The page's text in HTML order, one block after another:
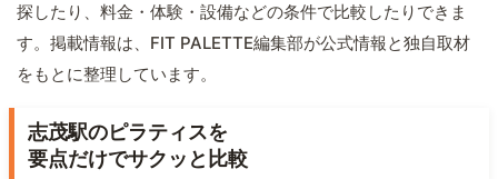
探したり、料金・体験・設備などの条件で比較したりできま
す。掲載情報は、FIT PALETTE編集部が公式情報と独自取材
をもとに整理しています。
志茂駅のピラティスを
要点だけでサクッと比較